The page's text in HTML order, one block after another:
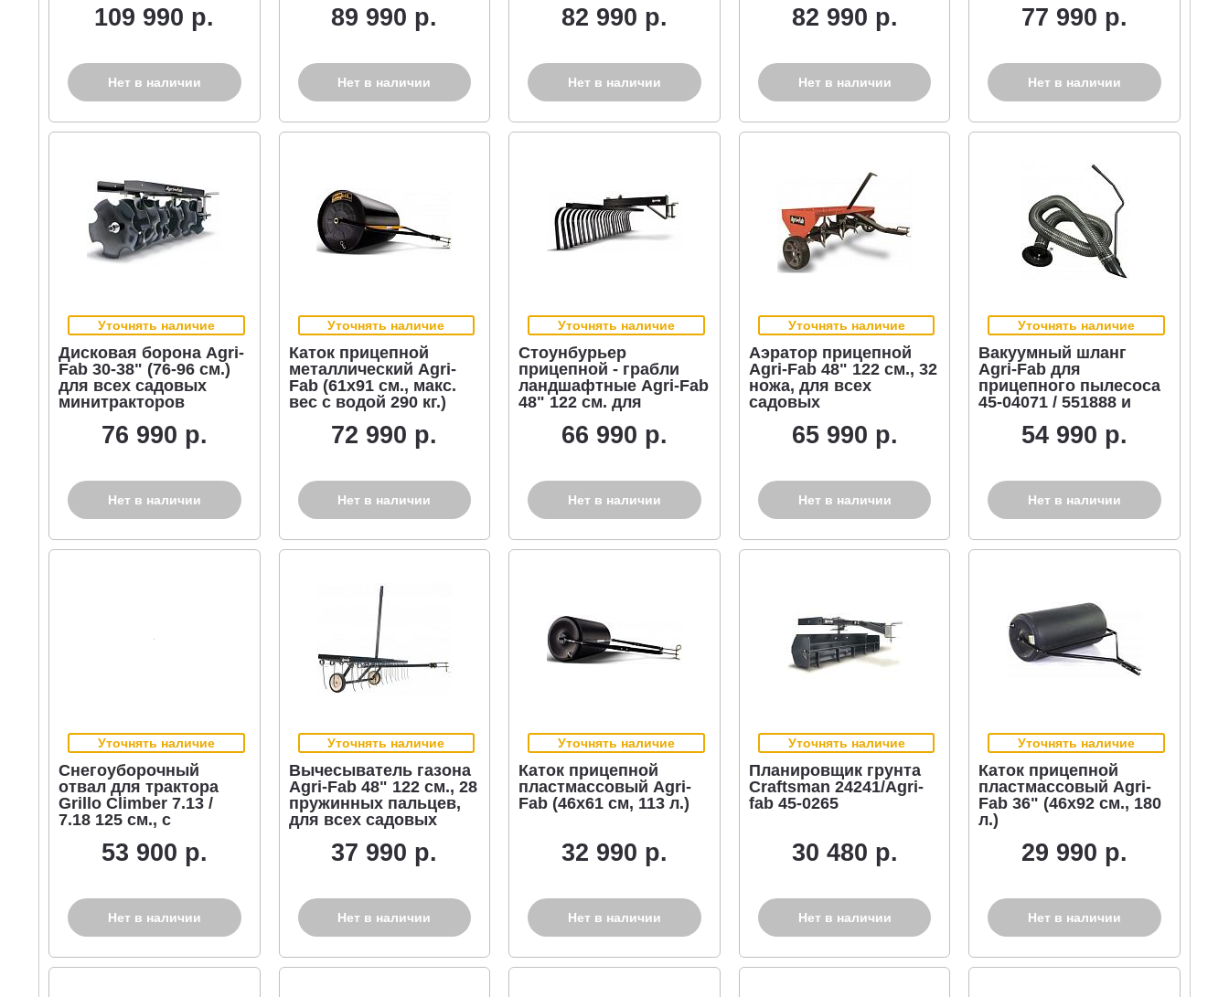
механизмом
опрокидывания (4
сталь, 500 кг)
109 990 р.
Нет в наличии
89 990 р.
Нет в наличии
82 990 р.
Нет в наличии
82 990 р.
Нет в наличии
77 990 р.
Нет в наличии
Уточнять наличие
Дисковая борона Agri-
Fab 30-38" (76-96 см.)
для всех садовых
минитракторов
76 990 р.
Нет в наличии
Уточнять наличие
Каток прицепной
металлический Agri-
Fab (61х91 см., макс.
вес с водой 290 кг.)
72 990 р.
Нет в наличии
Уточнять наличие
Стоунбурьер
прицепной - грабли
ландшафтные Agri-Fab
48" 122 см. для
минитракторов
66 990 р.
Нет в наличии
Уточнять наличие
Аэратор прицепной
Agri-Fab 48" 122 см., 32
ножа, для всех
садовых
65 990 р.
Нет в наличии
Уточнять наличие
Вакуумный шланг
Agri-Fab для
прицепного пылесоса
45-04071 / 551888 и
54 990 р.
Нет в наличии
Уточнять наличие
Снегоуборочный
отвал для трактора
Grillo Climber 7.13 /
7.18 125 см., с
53 900 р.
Нет в наличии
Уточнять наличие
Вычесыватель газона
Agri-Fab 48" 122 см., 28
пружинных пальцев,
для всех садовых
37 990 р.
Нет в наличии
Уточнять наличие
Каток прицепной
пластмассовый Agri-
Fab (46х61 см, 113 л.)
32 990 р.
Нет в наличии
Уточнять наличие
Планировщик грунта
Craftsman 24241/Agri-
fab 45-0265
30 480 р.
Нет в наличии
Уточнять наличие
Каток прицепной
пластмассовый Agri-
Fab 36" (46х92 см., 180
л.)
29 990 р.
Нет в наличии